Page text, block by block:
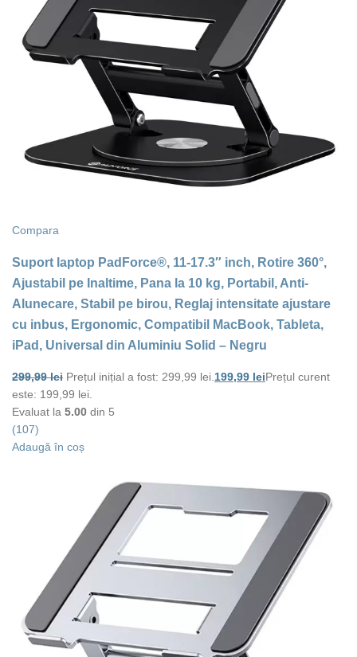
Compara
Suport laptop PadForce®, 11-17.3″ inch, Rotire 360°,
Ajustabil pe Inaltime, Pana la 10 kg, Portabil, Anti-
Alunecare, Stabil pe birou, Reglaj intensitate ajustare
cu inbus, Ergonomic, Compatibil MacBook, Tableta,
iPad, Universal din Aluminiu Solid – Negru
299,99lei Prețul inițial a fost: 299,99 lei.199,99 leiPrețul curent
este: 199,99 lei.
Evaluat la 5.00 din 5
(107)
Adaugă în coș